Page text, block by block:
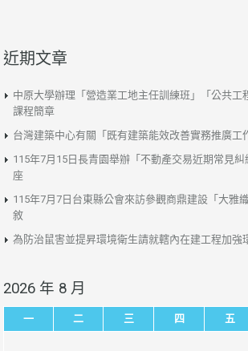
近期文章
中原大學辦理「營造業工地主任訓練班」「公共工
課程簡章
台灣建築中心有關「既有建築能效改善實務推廣工
115年7月15日長青園舉辦「不動產交易近期常見
座
115年7月7日台東縣公會來訪參觀商鼎建設「大雅
敘
為防治鼠害並提昇環境衛生請就轄內在建工程加強
2026 年 8 月
一 二 三 四 五